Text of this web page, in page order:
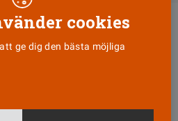
numret
cookies
ge dig den bästa möjliga